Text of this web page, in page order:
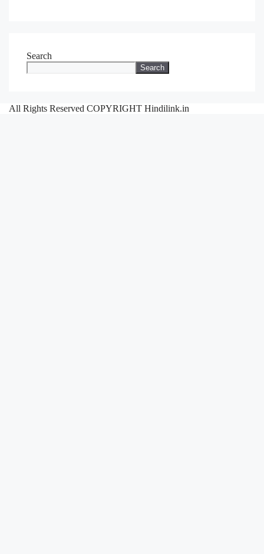
Search
Search
All Rights Reserved COPYRIGHT Hindilink.in